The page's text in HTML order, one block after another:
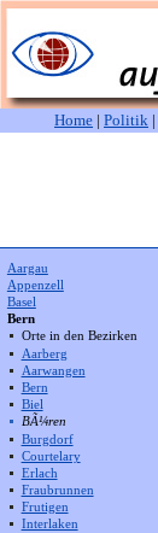
Home | Politik |
Aargau
Appenzell
Basel
Bern
Orte in den Bezirken
Aarberg
Aarwangen
Bern
Biel
BÃ¼ren
Burgdorf
Courtelary
Erlach
Fraubrunnen
Frutigen
Interlaken